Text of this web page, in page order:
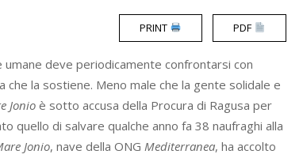
PRINT PDF
deve periodicamente confrontarsi con
la sostiene. Meno male che la gente solidale e
Jonio è sotto accusa della Procura di Ragusa per
quello di salvare qualche anno fa 38 naufraghi alla
Jonio, nave della ONG Mediterranea, ha accolto